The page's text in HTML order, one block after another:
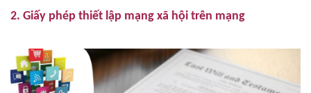
2. Giấy phép thiết lập mạng xã hội trên mạng